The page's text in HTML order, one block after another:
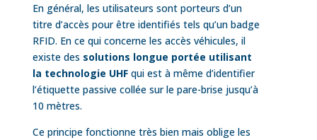
En général, les utilisateurs sont porteurs d’un
titre d’accès pour être identifiés tels qu’un badge
RFID. En ce qui concerne les accès véhicules, il
existe des solutions longue portée utilisant
la technologie UHFqui est à même d’identifier
l’étiquette passive collée sur le pare-brise jusqu’à
10 mètres.
Ce principe fonctionne très bien mais oblige les